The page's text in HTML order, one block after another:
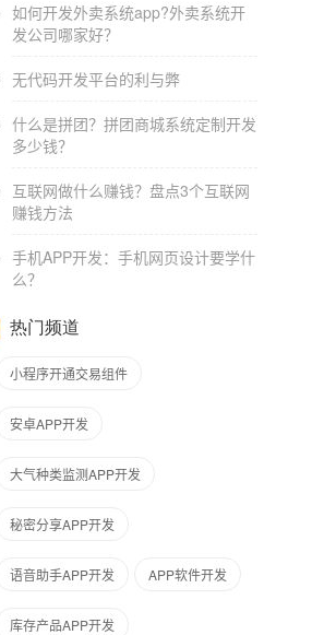
如何开发外卖系统app?外卖系统开
发公司哪家好？
无代码开发平台的利与弊
什么是拼团？拼团商城系统定制开发
多少钱？
互联网做什么赚钱？盘点3个互联网
赚钱方法
手机APP开发：手机网页设计要学什
么？
热门频道
小程序开通交易组件
安卓APP开发
大气种类监测APP开发
秘密分享APP开发
语音助手APP开发 APP软件开发
库存产品APP开发